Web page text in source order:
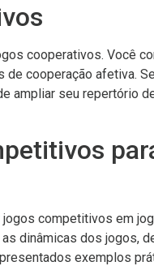
cooperativos. Você
cooperação afetiva.
ampliar seu repertório
competitivos em
dinâmicas dos jogos,
exemplos